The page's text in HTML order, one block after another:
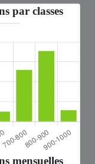
par classes
mensuelles